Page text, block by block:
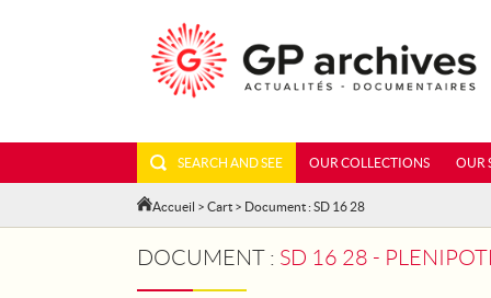
SEARCH AND SEE OUR COLLECTIONS OUR
Accueil > Cart > Document : SD 16 28
DOCUMENT : SD 16 28 -